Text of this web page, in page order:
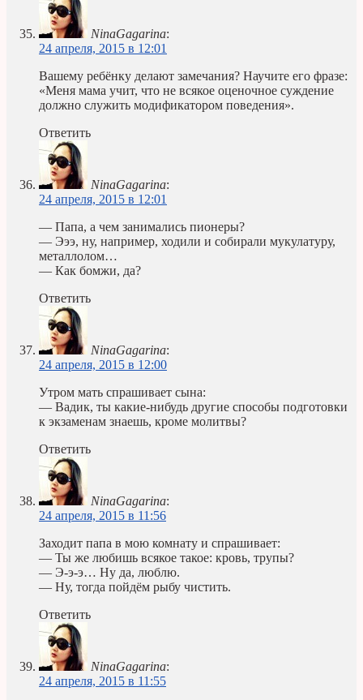
NinaGagarina:
24 апреля, 2015 в 12:01
Вашему ребёнку делают замечания? Научите его фразе:
«Меня мама учит, что не всякое оценочное суждение
должно служить модификатором поведения».
Ответить
NinaGagarina:
24 апреля, 2015 в 12:01
— Папа, а чем занимались пионеры?
— Эээ, ну, например, ходили и собирали мукулатуру,
металлолом…
— Как бомжи, да?
Ответить
NinaGagarina:
24 апреля, 2015 в 12:00
Утром мать спрашивает сына:
— Вадик, ты какие-нибудь другие способы подготовки
к экзаменам знаешь, кроме молитвы?
Ответить
NinaGagarina:
24 апреля, 2015 в 11:56
Заходит папа в мою комнату и спрашивает:
— Ты же любишь всякое такое: кровь, трупы?
— Э-э-э… Ну да, люблю.
— Ну, тогда пойдём рыбу чистить.
Ответить
NinaGagarina:
24 апреля, 2015 в 11:55